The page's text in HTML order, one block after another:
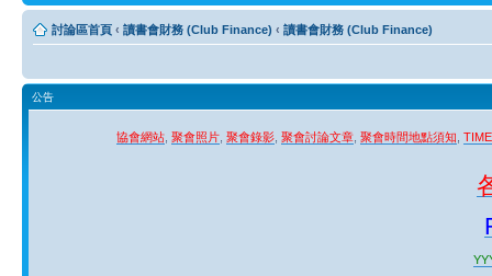
討論區首頁 ‹ 讀書會財務 (Club Finance) ‹ 讀書會財務 (Club Finance)
公告
協會網站 聚會照片 聚會錄影 聚會討論文章 聚會時間地點須知